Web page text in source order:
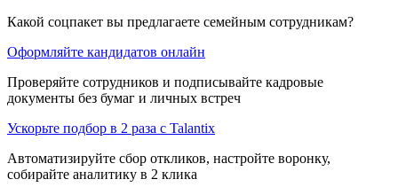
Какой соцпакет вы предлагаете семейным сотрудникам?
Оформляйте кандидатов онлайн
Проверяйте сотрудников и подписывайте кадровые
документы без бумаг и личных встреч
Ускорьте подбор в 2 раза с Talantix
Автоматизируйте сбор откликов, настройте воронку,
собирайте аналитику в 2 клика